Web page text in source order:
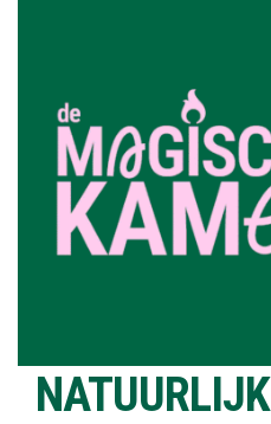
hoofdinhoud
NATUURLIJK